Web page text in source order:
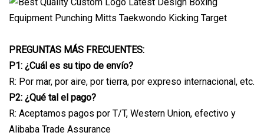
PREGUNTAS MÁS FRECUENTES:
P1: ¿Cuál es su tipo de envío?
R: Por mar, por aire, por tierra, por expreso internacional, etc.
P2: ¿Qué tal el pago?
R: Aceptamos pagos por T/T, Western Union, efectivo y
Alibaba Trade Assurance